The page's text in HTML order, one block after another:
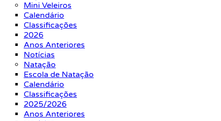
Mini Veleiros
Calendário
Classificações
2026
Anos Anteriores
Notícias
Natação
Escola de Natação
Calendário
Classificações
2025/2026
Anos Anteriores